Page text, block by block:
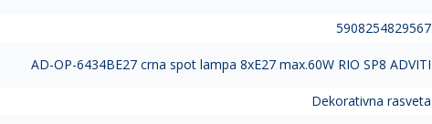
5908254829567
AD-OP-6434BE27 crna spot lampa 8xE27 max.60W RIO SP8 ADVITI
Dekorativna rasveta